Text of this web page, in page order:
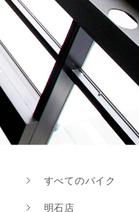
すべてのバイク
明石店